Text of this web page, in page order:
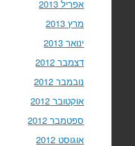
אפריל 2013
מרץ 2013
ינואר 2013
דצמבר 2012
נובמבר 2012
אוקטובר 2012
ספטמבר 2012
אוגוסט 2012